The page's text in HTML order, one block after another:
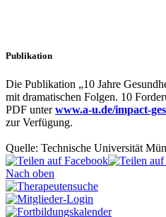
Publikation
Die Publikation „10 Jahre
mit dramatischen Folgen. 10
PDF unterwww.a-u.de/impact-
zur Verfügung.
Quelle: Technische Universität
Nach oben